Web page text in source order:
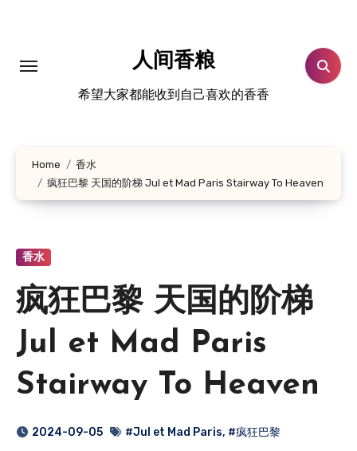
人间香粮
希望大家都能收到自己喜欢的香香
Home
香水
疯狂巴黎 天国的阶梯 Jul et Mad Paris Stairway To Heaven
香水
疯狂巴黎 天国的阶梯
Jul et Mad Paris
Stairway To Heaven
2024-09-05 #Jul et Mad Paris, #疯狂巴黎